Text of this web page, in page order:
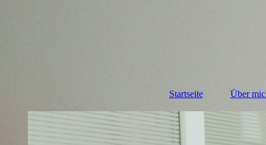
Startseite Über